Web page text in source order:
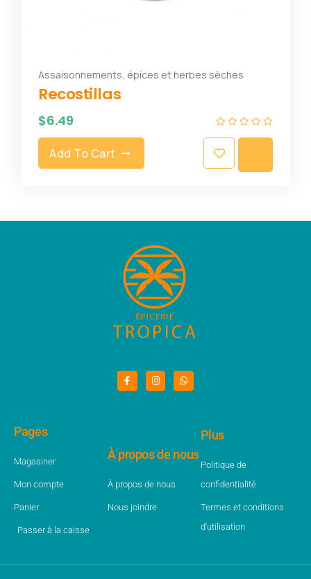
Assaisonnements, épices et herbes sèches
Recostillas
$6.49
Add To Cart
Pages
Magasiner
Mon compte
Panier
Passer à la caisse
À propos de nous
À propos de nous
Nous joindre
Plus
Politique de
confidentialité
Termes et conditions
d'utilisation